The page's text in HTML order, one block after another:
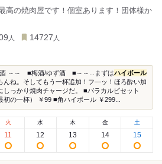
高の焼肉屋です！個室あります！団体様か
人 14727 人
～～ ■梅酒/ゆず酒 ■～～...まずはハイボール
んね。そしてもう一杯追加！フ―ッ！ほろ酔い加
しっかり焼肉チャージだ。 ■バラカルビセット
初の一杯） ￥99 ■角ハイボール ￥299...
火
11
水
12
木
13
金
14
土
15